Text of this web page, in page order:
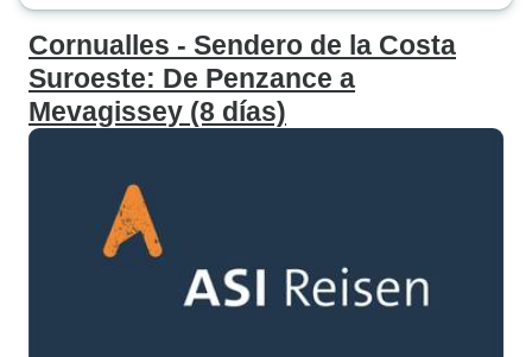
Cornualles - Sendero de la Costa
Suroeste: De Penzance a
Mevagissey (8 días)